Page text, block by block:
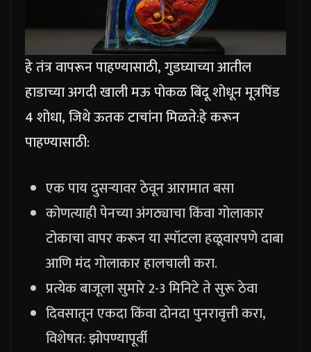
हे तंत्र वापरून पाहण्यासाठी, गुडघ्याच्या आतील
हाडाच्या अगदी खाली मऊ पोकळ बिंदू शोधून मूत्रपिंड
4 शोधा, जिथे ऊतक टाचांना मिळते:हे करून
पाहण्यासाठी:
एक पाय दुसऱ्यावर ठेवून आरामात बसा
कोणत्याही पेनच्या अंगठ्याचा किंवा गोलाकार
टोकाचा वापर करून या स्पॉटला हळूवारपणे दाबा
आणि मंद गोलाकार हालचाली करा.
प्रत्येक बाजूला सुमारे 2-3 मिनिटे ते सुरू ठेवा
दिवसातून एकदा किंवा दोनदा पुनरावृत्ती करा,
विशेषत: झोपण्यापूर्वी